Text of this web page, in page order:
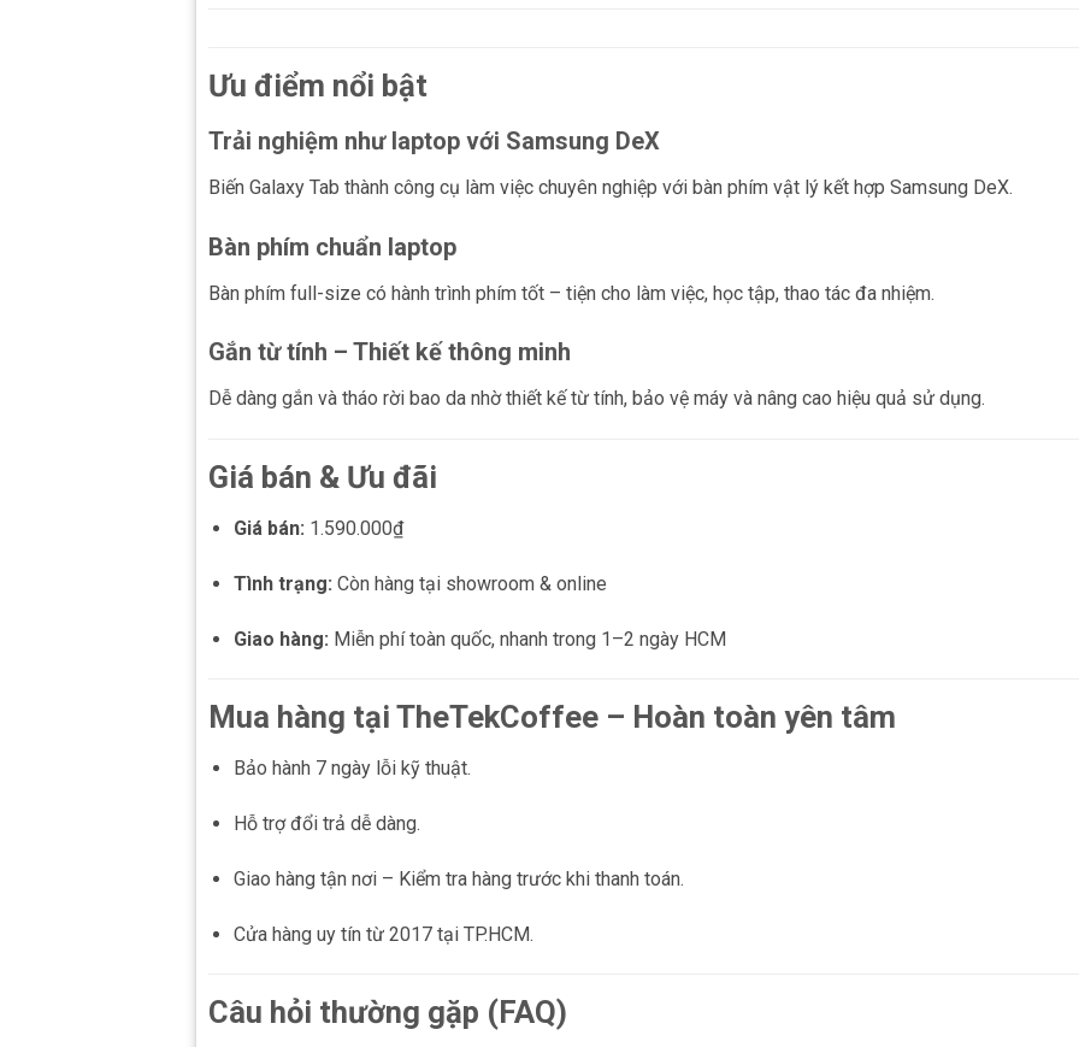
Ưu điểm nổi bật
Trải nghiệm như laptop với Samsung DeX
Biến Galaxy Tab thành công cụ làm việc chuyên nghiệp với bàn phím vật lý kết hợp Samsung DeX.
Bàn phím chuẩn laptop
Bàn phím full-size có hành trình phím tốt – tiện cho làm việc, học tập, thao tác đa nhiệm.
Gắn từ tính – Thiết kế thông minh
Dễ dàng gắn và tháo rời bao da nhờ thiết kế từ tính, bảo vệ máy và nâng cao hiệu quả sử dụng.
Giá bán & Ưu đãi
Giá bán: 1.590.000₫
Tình trạng: Còn hàng tại showroom & online
Giao hàng: Miễn phí toàn quốc, nhanh trong 1–2 ngày HCM
Mua hàng tại TheTekCoffee – Hoàn toàn yên tâm
Bảo hành 7 ngày lỗi kỹ thuật.
Hỗ trợ đổi trả dễ dàng.
Giao hàng tận nơi – Kiểm tra hàng trước khi thanh toán.
Cửa hàng uy tín từ 2017 tại TP.HCM.
Câu hỏi thường gặp (FAQ)